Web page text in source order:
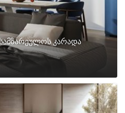
კარადა